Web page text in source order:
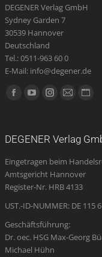
DEGENER Verlag GmbH
Sydney Garden 7
30539 Hannover
Deutschland
Tel.: 0511-963 60 0
E-Mail: info@degener.de
Finden Sie uns auf:
Facebook
new
window
YouTube
new
window
Instagram
new
window
E-
opens
in
new
new
DEGENER Verlag
Eingetragen beim
Amtsgericht Hannover
Register-Nr. HRB 4133
UST.-ID-NUMMER: DE 115
Geschäftsführung:
Dr. oec. HSG Max-Georg
Michael Hühn